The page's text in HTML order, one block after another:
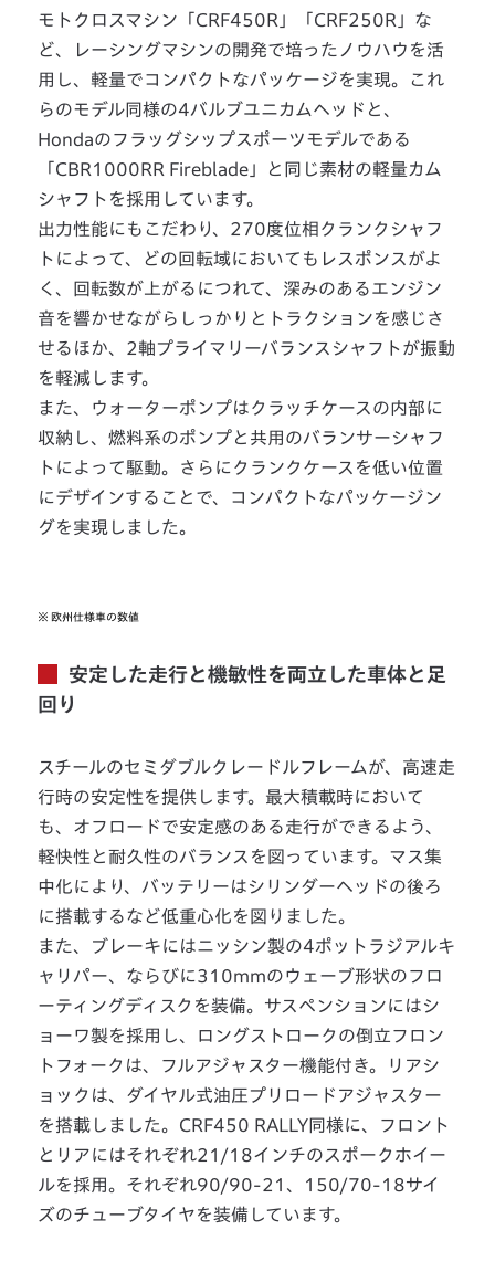
モトクロスマシン「CRF450R」「CRF250R」な
ど、レーシングマシンの開発で培ったノウハウを活
用し、軽量でコンパクトなパッケージを実現。これ
らのモデル同様の4バルブユニカムヘッドと、
Hondaのフラッグシップスポーツモデルである
「CBR1000RR Fireblade」と同じ素材の軽量カム
シャフトを採用しています。
出力性能にもこだわり、270度位相クランクシャフ
トによって、どの回転域においてもレスポンスがよ
く、回転数が上がるにつれて、深みのあるエンジン
音を響かせながらしっかりとトラクションを感じさ
せるほか、2軸プライマリーバランスシャフトが振動
を軽減します。
また、ウォーターポンプはクラッチケースの内部に
収納し、燃料系のポンプと共用のバランサーシャフ
トによって駆動。さらにクランクケースを低い位置
にデザインすることで、コンパクトなパッケージン
グを実現しました。
※ 欧州仕様車の数値
安定した走行と機敏性を両立した車体と足
回り
スチールのセミダブルクレードルフレームが、高速走
行時の安定性を提供します。最大積載時において
も、オフロードで安定感のある走行ができるよう、
軽快性と耐久性のバランスを図っています。マス集
中化により、バッテリーはシリンダーヘッドの後ろ
に搭載するなど低重心化を図りました。
また、ブレーキにはニッシン製の4ポットラジアルキ
ャリパー、ならびに310mmのウェーブ形状のフロ
ーティングディスクを装備。サスペンションにはシ
ョーワ製を採用し、ロングストロークの倒立フロン
トフォークは、フルアジャスター機能付き。リアシ
ョックは、ダイヤル式油圧プリロードアジャスター
を搭載しました。CRF450 RALLY同様に、フロント
とリアにはそれぞれ21/18インチのスポークホイー
ルを採用。それぞれ90/90-21、150/70-18サイ
ズのチューブタイヤを装備しています。